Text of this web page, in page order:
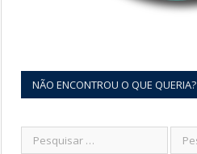
NÃO ENCONTROU O QUE QUERIA?